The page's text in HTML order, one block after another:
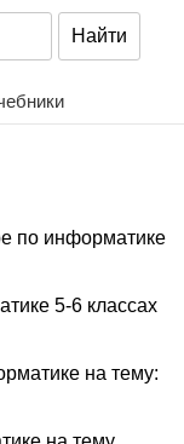
по информатике
5-6 классах
на тему: